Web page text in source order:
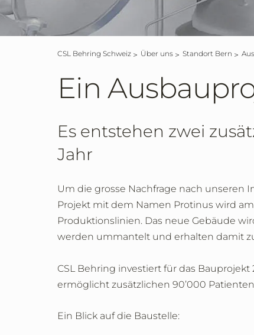
CSL Behring Schweiz Über uns Standort Bern
Ein
Es entstehen zwei
Jahr
Um die grosse Nachfrage nach unseren
Projekt mit dem Namen Protinus wird
Produktionslinien. Das neue Gebäude
werden ummantelt und erhalten damit
CSL Behring investiert für das
ermöglicht zusätzlichen 90’000
Ein Blick auf die Baustelle: